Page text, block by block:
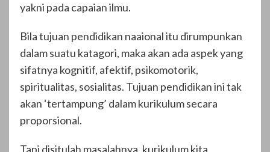
yakni pada capaian ilmu.
Bila tujuan pendidikan naaional itu dirumpunkan
dalam suatu katagori, maka akan ada aspek yang
sifatnya kognitif, afektif, psikomotorik,
spiritualitas, sosialitas. Tujuan pendidikan ini tak
akan ‘tertampung’ dalam kurikulum secara
proporsional.
Tapi disitulah masalahnya, kurikulum kita